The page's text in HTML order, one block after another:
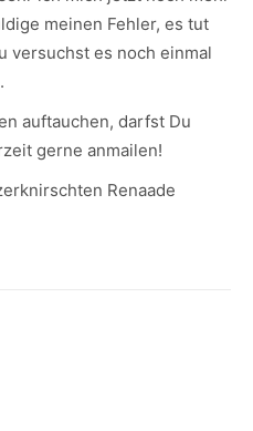
meinen Fehler, es tut
versuchst es noch einmal
auftauchen, darfst Du
gerne anmailen!
Renaade